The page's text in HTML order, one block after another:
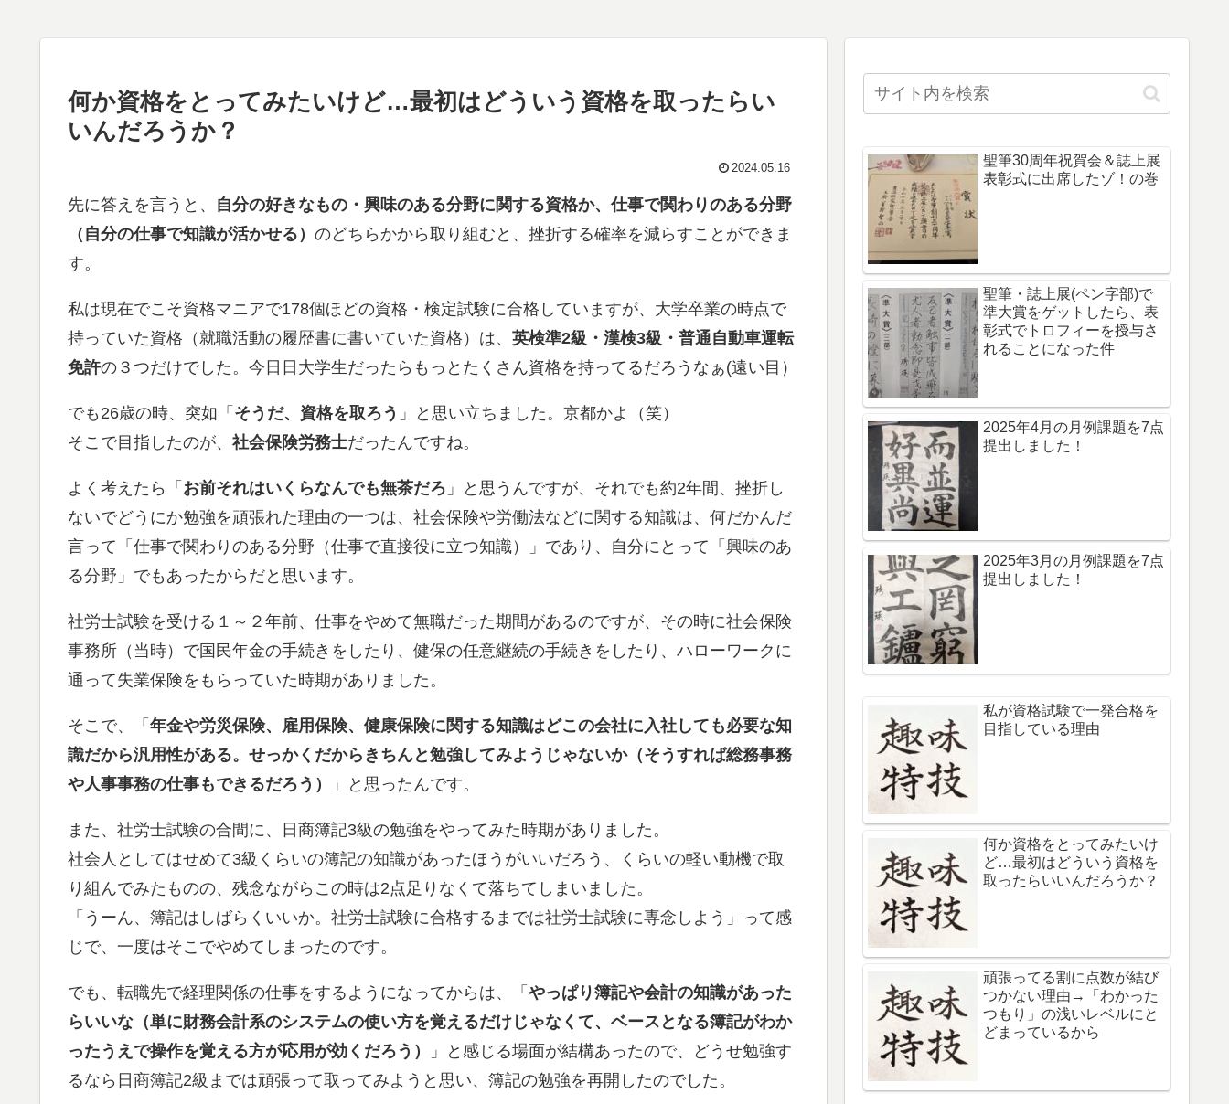
何か資格をとってみたいけど…最初はどういう資格を取ったらい
いんだろうか？
2024.05.16
先に答えを言うと、 自分の好きなもの・興味のある分野に関する資格か、仕事で関わりのある分野
（自分の仕事で知識が活かせる） のどちらかから取り組むと、挫折する確率を減らすことができま
す。
私は現在でこそ資格マニアで178個ほどの資格・検定試験に合格していますが、大学卒業の時点で
持っていた資格（就職活動の履歴書に書いていた資格）は、 英検準2級・漢検3級・普通自動車運転
免許の３つだけでした。今日日大学生だったらもっとたくさん資格を持ってるだろうなぁ(遠い目）
でも26歳の時、突如「 そうだ、資格を取ろう 」と思い立ちました。京都かよ（笑）
そこで目指したのが、 社会保険労務士だったんですね。
よく考えたら「 お前それはいくらなんでも無茶だろ 」と思うんですが、それでも約2年間、挫折し
ないでどうにか勉強を頑張れた理由の一つは、社会保険や労働法などに関する知識は、何だかんだ
言って「仕事で関わりのある分野（仕事で直接役に立つ知識）」であり、自分にとって「興味のあ
る分野」でもあったからだと思います。
社労士試験を受ける１～２年前、仕事をやめて無職だった期間があるのですが、その時に社会保険
事務所（当時）で国民年金の手続きをしたり、健保の任意継続の手続きをしたり、ハローワークに
通って失業保険をもらっていた時期がありました。
そこで、「 年金や労災保険、雇用保険、健康保険に関する知識はどこの会社に入社しても必要な知
識だから汎用性がある。せっかくだからきちんと勉強してみようじゃないか（そうすれば総務事務
や人事事務の仕事もできるだろう）
」と思ったんです。
また、社労士試験の合間に、日商簿記3級の勉強をやってみた時期がありました。
社会人としてはせめて3級くらいの簿記の知識があったほうがいいだろう、くらいの軽い動機で取
り組んでみたものの、残念ながらこの時は2点足りなくて落ちてしまいました。
「うーん、簿記はしばらくいいか。社労士試験に合格するまでは社労士試験に専念しよう」って感
じで、一度はそこでやめてしまったのです。
でも、転職先で経理関係の仕事をするようになってからは、「 やっぱり簿記や会計の知識があった
らいいな（単に財務会計系のシステムの使い方を覚えるだけじゃなくて、ベースとなる簿記がわか
ったうえで操作を覚える方が応用が効くだろう）
」と感じる場面が結構あったので、どうせ勉強す
るなら日商簿記2級までは頑張って取ってみようと思い、簿記の勉強を再開したのでした。
聖筆30周年祝賀会＆誌上展
表彰式に出席したゾ！の巻
聖筆・誌上展(ペン字部)で
準大賞をゲットしたら、表
彰式でトロフィーを授与さ
れることになった件
2025年4月の月例課題を7点
提出しました！
2025年3月の月例課題を7点
提出しました！
私が資格試験で一発合格を
目指している理由
何か資格をとってみたいけ
ど…最初はどういう資格を
取ったらいいんだろうか？
頑張ってる割に点数が結び
つかない理由→「わかった
つもり」の浅いレベルにと
どまっているから